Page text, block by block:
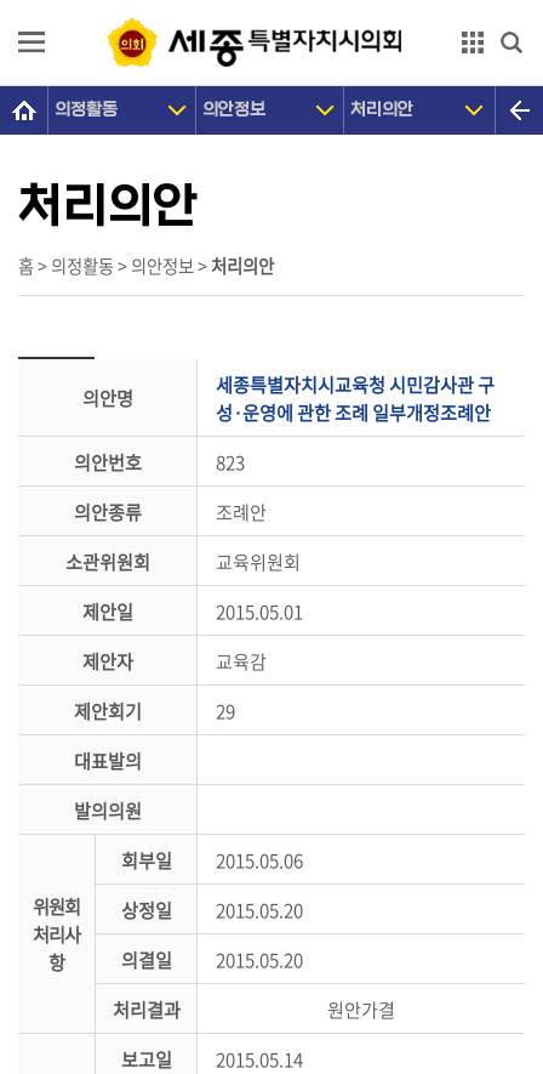
의
개
의
원
장
정
민
여
통
당
의
의정활동 의안정보 처리의안
홈 > 의정활동 > 의안정보 >처리의안
처리의안
의안명
세종특별자치시교육청 시민감사관 구
성·운영에 관한 조례 일부개정조례안
의안번호
823
의안종류
조례안
소관위원회
교육위원회
제안일
2015.05.01
제안자
교육감
제안회기
29
대표발의
발의의원
위원회
처리사
항
회부일
2015.05.06
상정일
2015.05.20
의결일
2015.05.20
처리결과
원안가결
보고일
2015.05.14